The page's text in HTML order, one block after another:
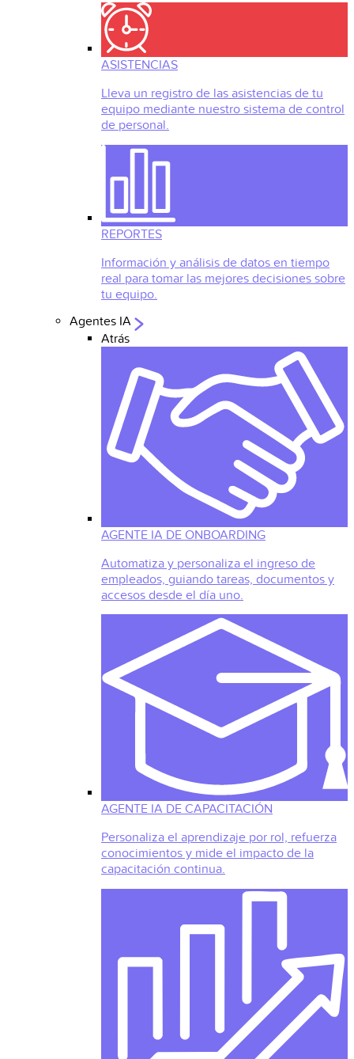
ASISTENCIAS
Lleva un registro de las asistencias de tu
equipo mediante nuestro sistema de control
de personal.
REPORTES
Información y análisis de datos en tiempo
real para tomar las mejores decisiones sobre
tu equipo.
Agentes IA
Atrás
AGENTE IA DE ONBOARDING
Automatiza y personaliza el ingreso de
empleados, guiando tareas, documentos y
accesos desde el día uno.
AGENTE IA DE CAPACITACIÓN
Personaliza el aprendizaje por rol, refuerza
conocimientos y mide el impacto de la
capacitación continua.